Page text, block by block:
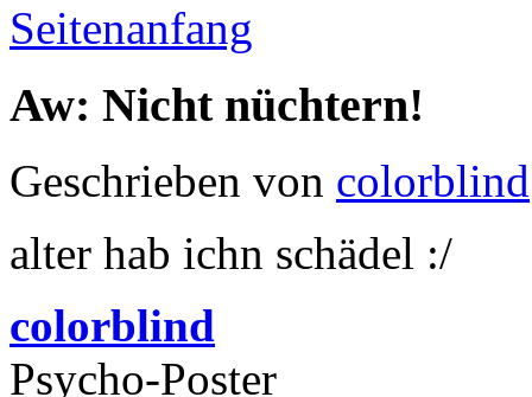
Seitenanfang
Aw: Nicht nüchtern!
Geschrieben von colorblind
alter hab ichn schädel :/
colorblind
Psycho-Poster